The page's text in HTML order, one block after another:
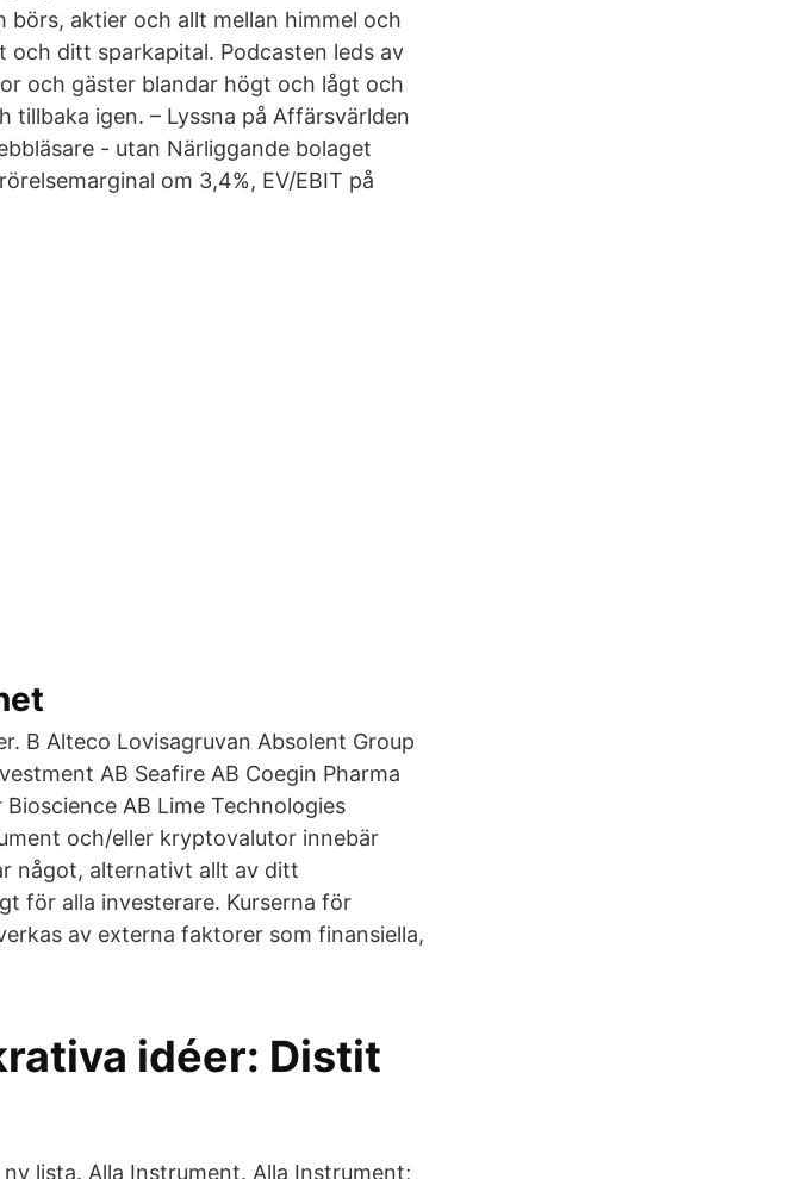
börs, aktier och allt mellan himmel och
och ditt sparkapital. Podcasten leds av
och gäster blandar högt och lågt och
igen. – Lyssna på Affärsvärlden
- utan Närliggande bolaget
om 3,4%, EV/EBIT på
B Alteco Lovisagruvan Absolent Group
AB Seafire AB Coegin Pharma
AB Lime Technologies
och/eller kryptovalutor innebär
något, alternativt allt av ditt
för alla investerare. Kurserna för
av externa faktorer som finansiella,
idéer: Distit
lista. Alla Instrument. Alla Instrument;